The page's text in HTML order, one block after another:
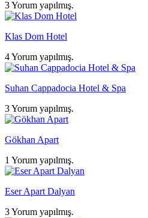
3 Yorum yapılmış.
Klas Dom Hotel
4 Yorum yapılmış.
Suhan Cappadocia Hotel & Spa
3 Yorum yapılmış.
Gökhan Apart
1 Yorum yapılmış.
Eser Apart Dalyan
3 Yorum yapılmış.